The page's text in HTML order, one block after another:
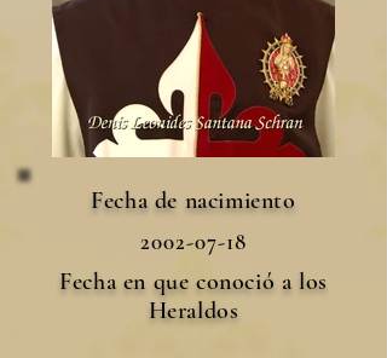
Fecha de nacimiento
2002-07-18
Fecha en que conoció a los
Heraldos